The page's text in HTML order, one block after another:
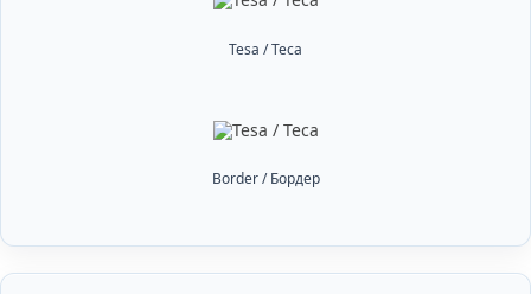
Tesa / Теса
Border / Бордер